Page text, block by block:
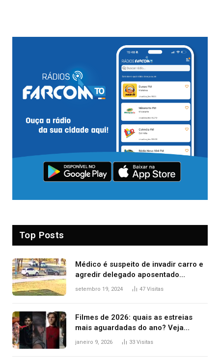
Top Posts
Médico é suspeito de invadir carro e
agredir delegado aposentado
durante confusão no trânsito
setembro 19, 2024 47 Visitas
Filmes de 2026: quais as estreias
mais aguardadas do ano? Veja
principais lançamentos do cinema
janeiro 9, 2026 33 Visitas